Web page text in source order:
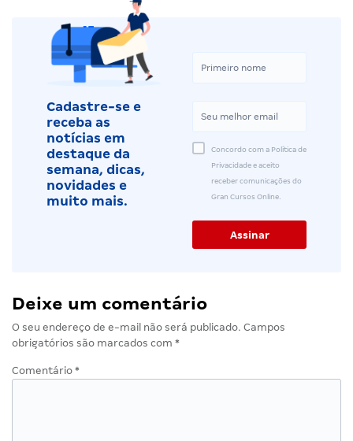
Cadastre-se e
receba as
notícias em
destaque da
semana, dicas,
novidades e
muito mais.
Concordo com a Política de
Privacidade e aceito
receber comunicações do
Gran Cursos Online.
Deixe um comentário
O seu endereço de e-mail não será publicado. Campos
obrigatórios são marcados com *
Comentário *